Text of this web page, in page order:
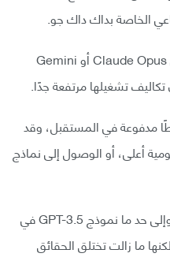
الخاصة بداك داك جو.
تفتقد غوغل إلى طرازات GPT-4 مثل Claude Opus أو Gemini
مدفوعة في المستقبل، وقد
أعلى، أو الوصول إلى نماذج
تتجاوز النماذج الثلاثة الأخرى عمومًا وإلى حد ما نموذج GPT-3.5 في
ما زالت تختلق الحقائق